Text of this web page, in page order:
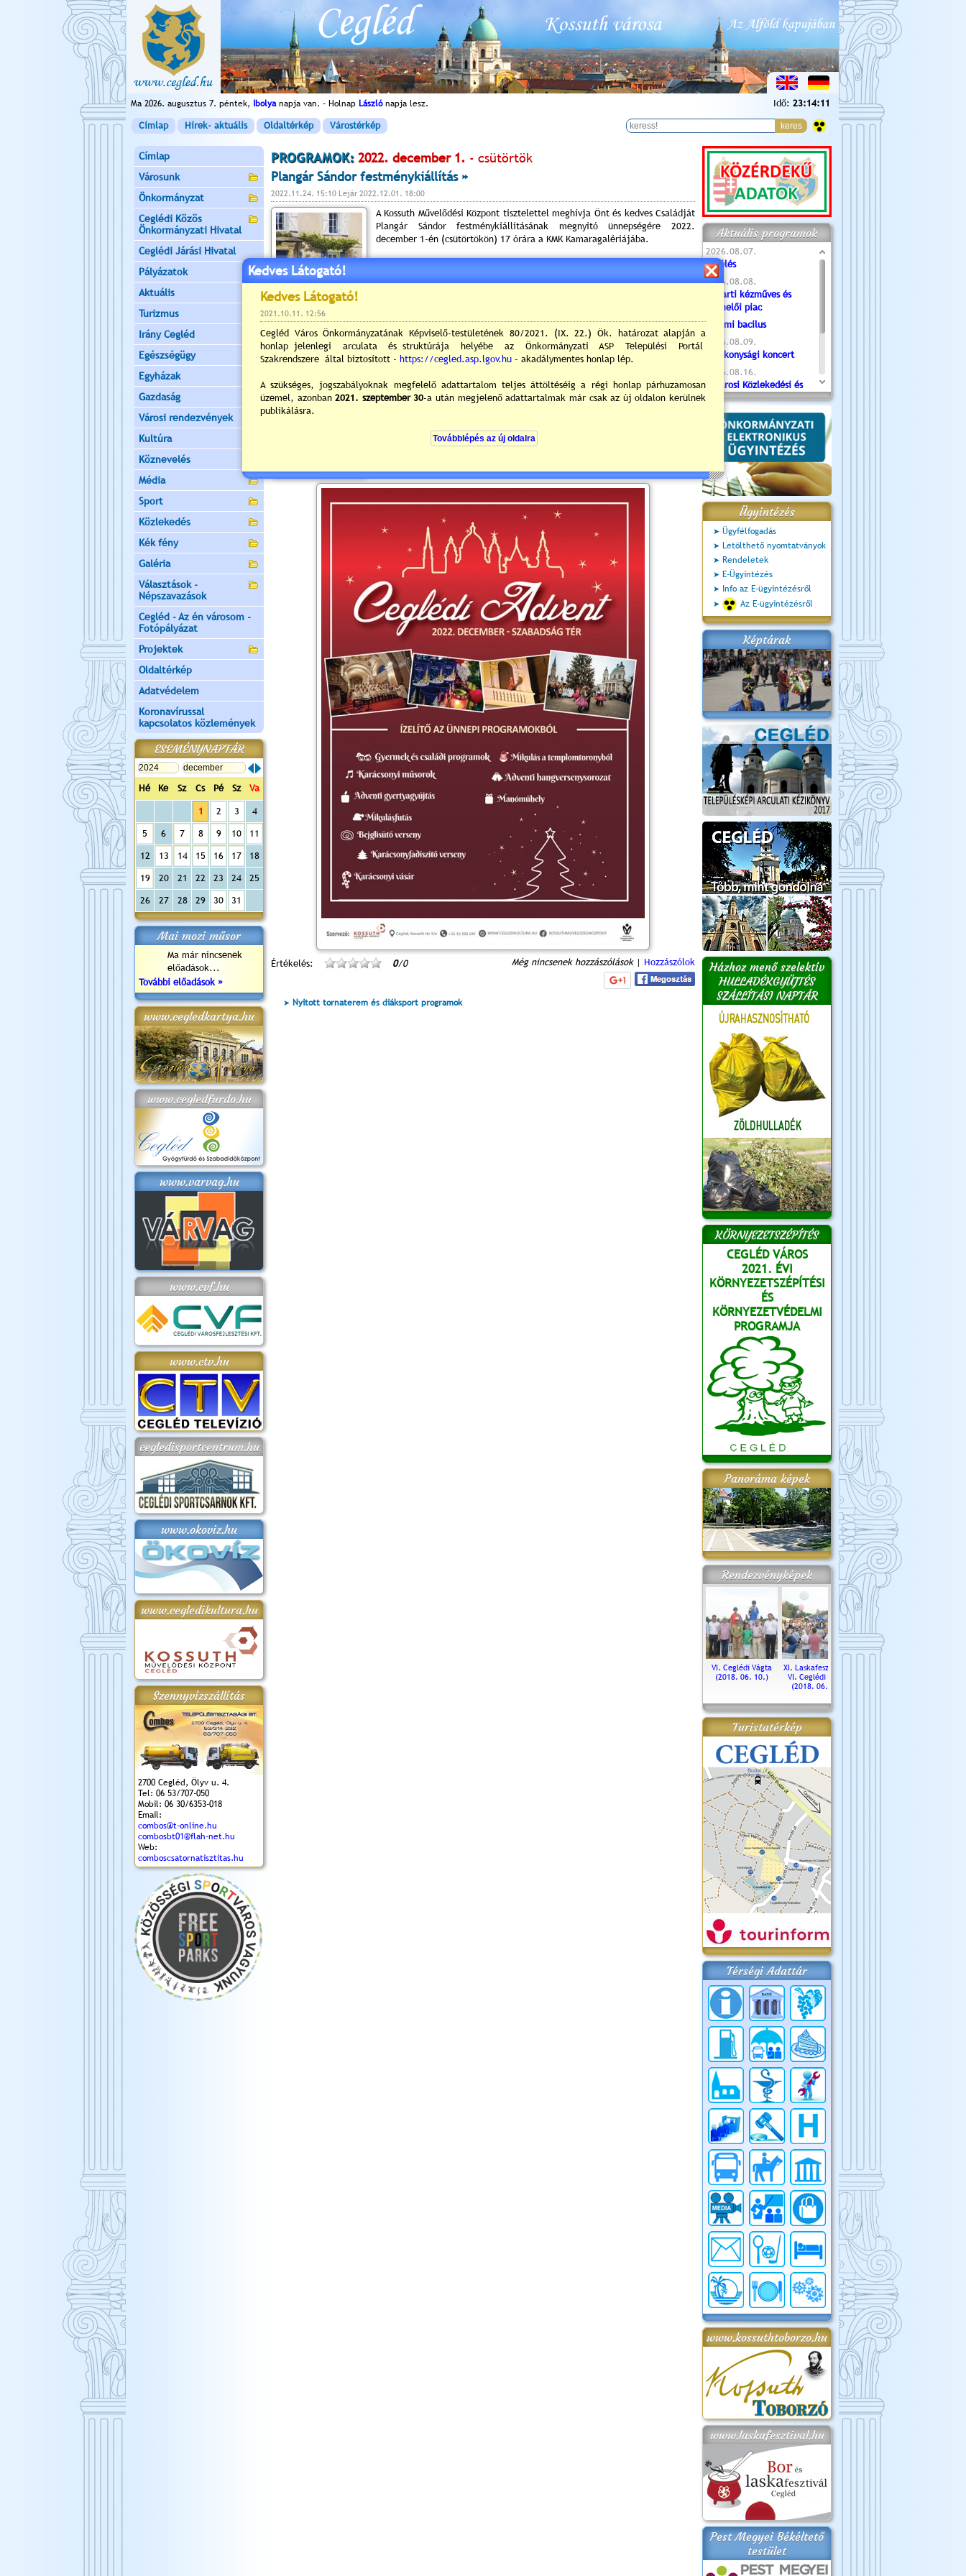
Ma 2026. augusztus 7. péntek, Ibolyanapja van. - Holnap Lászlónapja lesz. Idő: 23:14:12
Címlap Hírek- aktuális Oldaltérkép Várostérkép
Címlap
Városunk
Önkormányzat
Ceglédi Közös
Önkormányzati Hivatal
Ceglédi Járási Hivatal
Pályázatok
Aktuális
Turizmus
Irány Cegléd
Egészségügy
Egyházak
Gazdaság
Városi rendezvények
Kultúra
Köznevelés
Média
Sport
Közlekedés
Kék fény
Galéria
Választások -
Népszavazások
Cegléd - Az én városom -
Fotópályázat
Projektek
Oldaltérkép
Adatvédelem
Koronavírussal
kapcsolatos közlemények
ESEMÉNYNAPTÁR
Hé Ke Sz Cs Pé Sz Va
1 2 3 4
5 6 7 8 9 10 11
12 13 14 15 16 17 18
19 20 21 22 23 24 25
26 27 28 29 30 31
Mai mozi műsor
Ma már nincsenek
előadások...
További előadások »
www.cegledkartya.hu
www.cegledfurdo.hu
www.varvag.hu
www.cvf.hu
www.ctv.hu
cegledisportcentrum.hu
www.okoviz.hu
www.cegledikultura.hu
Szennyvízszállítás
2700 Cegléd, Ölyv u. 4.
Tel: 06 53/707-050
Mobil: 06 30/6353-018
Email:
combos@t-online.hu
combosbt01@flah-net.hu
Web:
comboscsatornatisztitas.hu
PROGRAMOK: 2022. december 1. - csütörtök
Plangár Sándor festménykiállítás »
2022.11.24. 15:10 Lejár 2022.12.01. 18:00
A Kossuth Művelődési Központ tisztelettel meghívja Önt és kedves Családját
Plangár Sándor festménykiállításának megnyitó ünnepségére 2022.
december 1-én (csütörtökön) 17 órára a KMK Kamaragalériájába.
bővebben »
Ceglédi Advent 2022
Értékelés: 0/0 Még nincsenek hozzászólások| Hozzászólok
Nyitott tornaterem és diáksport programok
Aktuális programok
2026.08.07.
Túlélés
2026.08.08.
Tóparti kézműves és
termelői piac
Valami bacilus
2026.08.09.
Jótékonysági koncert
2026.08.16.
Újvárosi Közlekedési és
Sportnap
2026.08.19.
Ceglédi fotóklub kiállítás
2026.08.20.
Szent István Ünnepe
Ügyintézés
Ügyfélfogadás
Letölthető nyomtatványok
Rendeletek
E-Ügyintézés
Info az E-ügyintézésről
Az E-ügyintézésről
Képtárak
Házhoz menő szelektív
HULLADÉKGYŰJTÉS
SZÁLLÍTÁSI NAPTÁR
KÖRNYEZETSZÉPÍTÉS
CEGLÉD VÁROS
2021. ÉVI
KÖRNYEZETSZÉPÍTÉSI
ÉS
KÖRNYEZETVÉDELMI
PROGRAMJA
Panoráma képek
Rendezvényképek
VI. Ceglédi Vágta
(2018. 06. 10.)
XI. Laskafesztivál és
VI. Ceglédi Vágta
(2018. 06. 10.)
Városnapok 2018.
Kossuth Toborzó
2017.09.22-23.
és Magyarok
Kenyere Program
Turistatérkép
Térségi Adattár
www.kossuthtoborzo.hu
www.laskafesztival.hu
Pest Megyei Békéltető
testület
Kedves Látogató!